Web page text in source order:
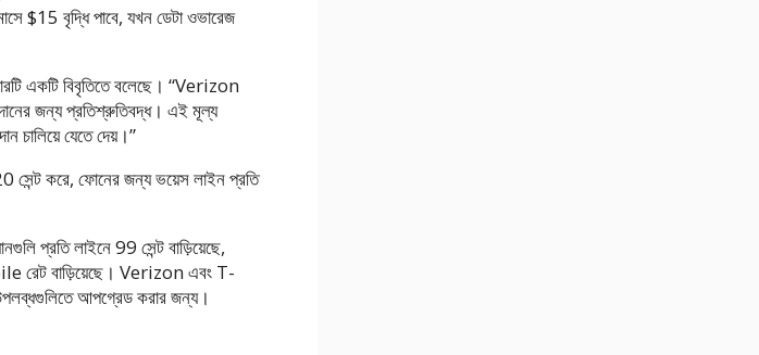
$15 বৃদ্ধি পাবে, যখন ডেটা ওভারেজ
একটি বিবৃতিতে বলেছে। “Verizon
জন্য প্রতিশ্রুতিবদ্ধ। এই মূল্য
চালিয়ে যেতে দেয়।”
সেন্ট করে, ফোনের জন্য ভয়েস লাইন প্রতি
প্রতি লাইনে 99 সেন্ট বাড়িয়েছে,
রেট বাড়িয়েছে। Verizon এবং T-
উপলব্ধগুলিতে আপগ্রেড করার জন্য।